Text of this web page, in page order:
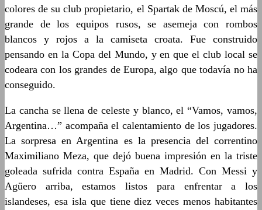
colores de su club propietario, el Spartak de Moscú, el más
grande de los equipos rusos, se asemeja con rombos
blancos y rojos a la camiseta croata. Fue construido
pensando en la Copa del Mundo, y en que el club local se
codeara con los grandes de Europa, algo que todavía no ha
conseguido.
La cancha se llena de celeste y blanco, el “Vamos, vamos,
Argentina…” acompaña el calentamiento de los jugadores.
La sorpresa en Argentina es la presencia del correntino
Maximiliano Meza, que dejó buena impresión en la triste
goleada sufrida contra España en Madrid. Con Messi y
Agüero arriba, estamos listos para enfrentar a los
islandeses, esa isla que tiene diez veces menos habitantes